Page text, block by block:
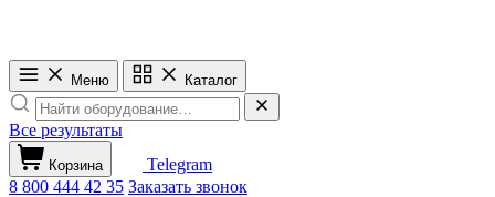
Меню Каталог
Все результаты
Корзина
Telegram
8 800 444 42 35 Заказать звонок